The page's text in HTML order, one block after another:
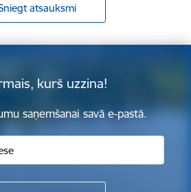
atsauksmi
kurš uzzina!
saņemšanai savā e-pastā.